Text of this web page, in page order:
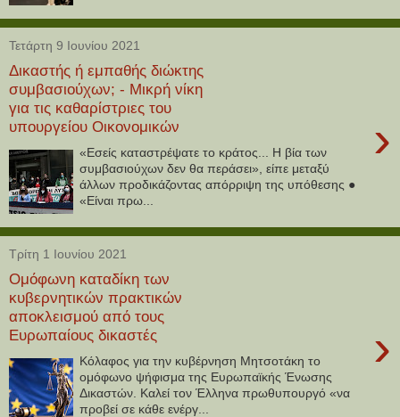
Τετάρτη 9 Ιουνίου 2021
Δικαστής ή εμπαθής διώκτης
συμβασιούχων; - Μικρή νίκη
για τις καθαρίστριες του
υπουργείου Οικονομικών
›
«Εσείς καταστρέψατε το κράτος... Η βία των
συμβασιούχων δεν θα περάσει», είπε μεταξύ
άλλων προδικάζοντας απόρριψη της υπόθεσης ●
«Είναι πρω...
Τρίτη 1 Ιουνίου 2021
Ομόφωνη καταδίκη των
κυβερνητικών πρακτικών
αποκλεισμού από τους
Ευρωπαίους δικαστές
›
Κόλαφος για την κυβέρνηση Μητσοτάκη το
ομόφωνο ψήφισμα της Ευρωπαϊκής Ένωσης
Δικαστών. Καλεί τον Έλληνα πρωθυπουργό «να
προβεί σε κάθε ενέργ...